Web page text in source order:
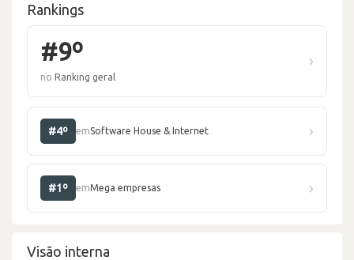
Rankings
#9º
no Ranking geral
›
#4º emSoftware House & Internet ›
#1º emMega empresas ›
Visão interna